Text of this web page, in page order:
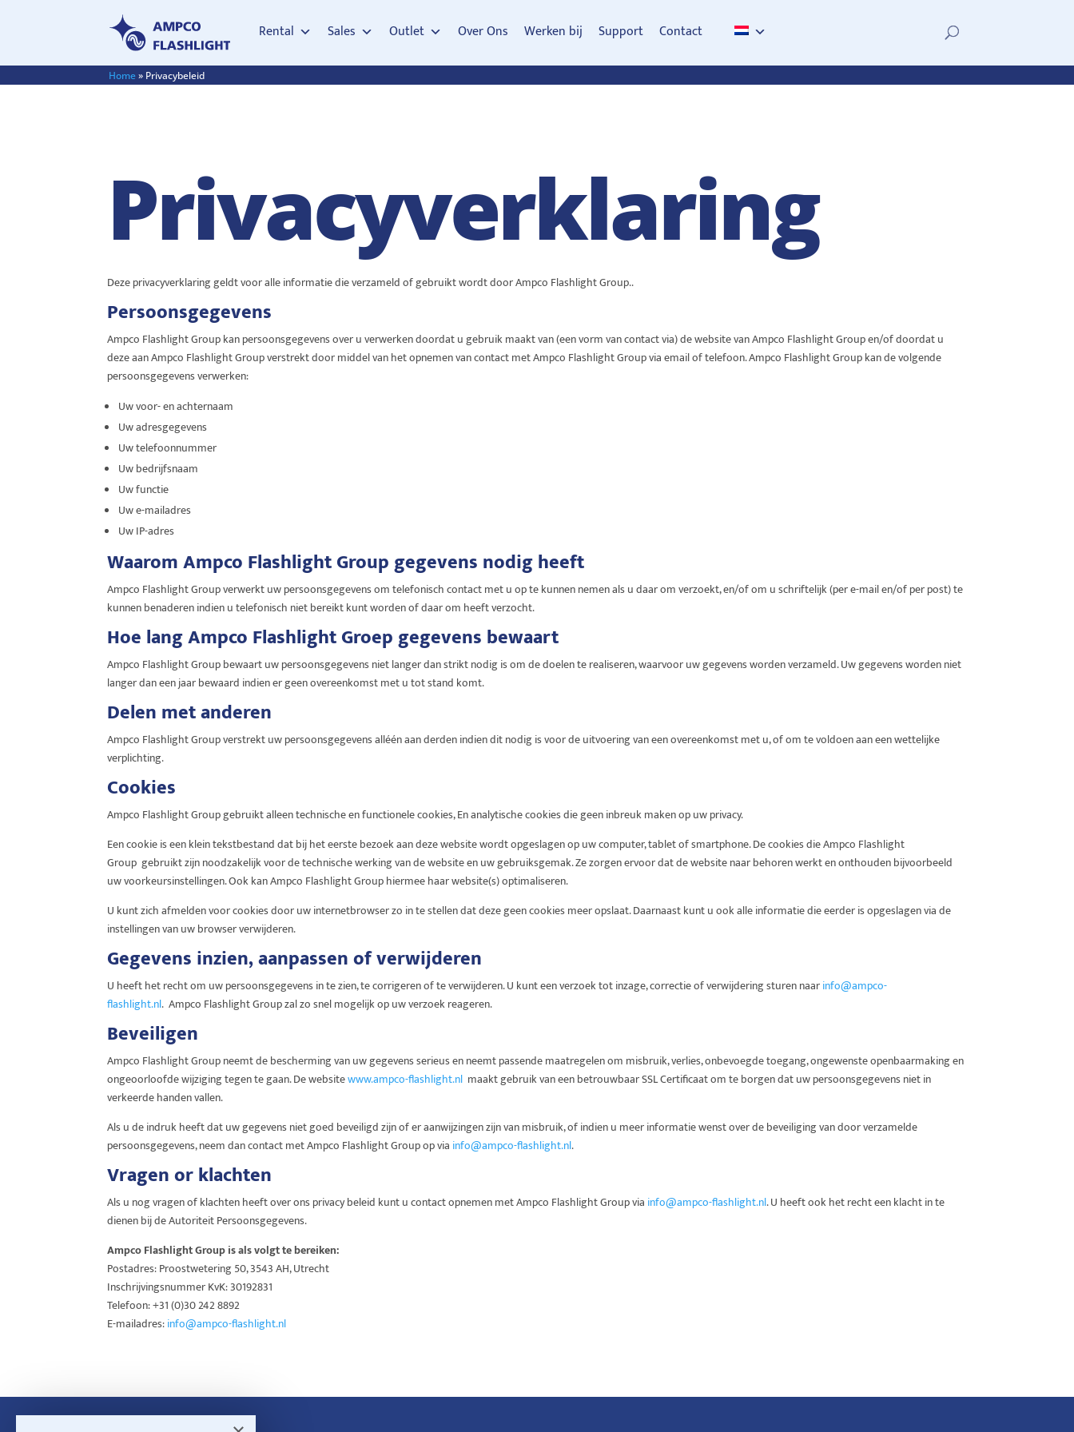
Rental Sales Outlet Over Ons Werken bij Support Contact
Home» Privacybeleid
Privacyverklaring
Deze privacyverklaring geldt voor alle informatie die verzameld of gebruikt wordt door Ampco Flashlight Group..
Persoonsgegevens
Ampco Flashlight Group kan persoonsgegevens over u verwerken doordat u gebruik maakt van (een vorm van contact via) de website van Ampco Flashlight Group en/of doordat u
deze aan Ampco Flashlight Group verstrekt door middel van het opnemen van contact met Ampco Flashlight Group via email of telefoon. Ampco Flashlight Group kan de volgende
persoonsgegevens verwerken:
Uw voor- en achternaam
Uw adresgegevens
Uw telefoonnummer
Uw bedrijfsnaam
Uw functie
Uw e-mailadres
Uw IP-adres
Waarom Ampco Flashlight Group gegevens nodig heeft
Ampco Flashlight Group verwerkt uw persoonsgegevens om telefonisch contact met u op te kunnen nemen als u daar om verzoekt, en/of om u schriftelijk (per e-mail en/of per post) te
kunnen benaderen indien u telefonisch niet bereikt kunt worden of daar om heeft verzocht.
Hoe lang Ampco Flashlight Groep gegevens bewaart
Ampco Flashlight Group bewaart uw persoonsgegevens niet langer dan strikt nodig is om de doelen te realiseren, waarvoor uw gegevens worden verzameld. Uw gegevens worden niet
langer dan een jaar bewaard indien er geen overeenkomst met u tot stand komt.
Delen met anderen
Ampco Flashlight Group verstrekt uw persoonsgegevens alléén aan derden indien dit nodig is voor de uitvoering van een overeenkomst met u, of om te voldoen aan een wettelijke
verplichting.
Cookies
Ampco Flashlight Group gebruikt alleen technische en functionele cookies, En analytische cookies die geen inbreuk maken op uw privacy.
Een cookie is een klein tekstbestand dat bij het eerste bezoek aan deze website wordt opgeslagen op uw computer, tablet of smartphone. De cookies die Ampco Flashlight
Group gebruikt zijn noodzakelijk voor de technische werking van de website en uw gebruiksgemak. Ze zorgen ervoor dat de website naar behoren werkt en onthouden bijvoorbeeld
uw voorkeursinstellingen. Ook kan Ampco Flashlight Group hiermee haar website(s) optimaliseren.
U kunt zich afmelden voor cookies door uw internetbrowser zo in te stellen dat deze geen cookies meer opslaat. Daarnaast kunt u ook alle informatie die eerder is opgeslagen via de
instellingen van uw browser verwijderen.
Gegevens inzien, aanpassen of verwijderen
U heeft het recht om uw persoonsgegevens in te zien, te corrigeren of te verwijderen. U kunt een verzoek tot inzage, correctie of verwijdering sturen naarinfo@ampco-
flashlight.nl. Ampco Flashlight Group zal zo snel mogelijk op uw verzoek reageren.
Beveiligen
Ampco Flashlight Group neemt de bescherming van uw gegevens serieus en neemt passende maatregelen om misbruik, verlies, onbevoegde toegang, ongewenste openbaarmaking en
ongeoorloofde wijziging tegen te gaan. De websitewww.ampco-flashlight.nl maakt gebruik van een betrouwbaar SSL Certificaat om te borgen dat uw persoonsgegevens niet in
verkeerde handen vallen.
Als u de indruk heeft dat uw gegevens niet goed beveiligd zijn of er aanwijzingen zijn van misbruik, of indien u meer informatie wenst over de beveiliging van door verzamelde
persoonsgegevens, neem dan contact met Ampco Flashlight Group op via info@ampco-flashlight.nl.
Vragen or klachten
Als u nog vragen of klachten heeft over ons privacy beleid kunt u contact opnemen met Ampco Flashlight Group via info@ampco-flashlight.nl. U heeft ook het recht een klacht in te
dienen bij de Autoriteit Persoonsgegevens.
Ampco Flashlight Group is als volgt te bereiken:
Postadres: Proostwetering 50, 3543 AH, Utrecht
Inschrijvingsnummer KvK: 30192831
Telefoon: +31 (0)30 242 8892
E-mailadres:info@ampco-flashlight.nl